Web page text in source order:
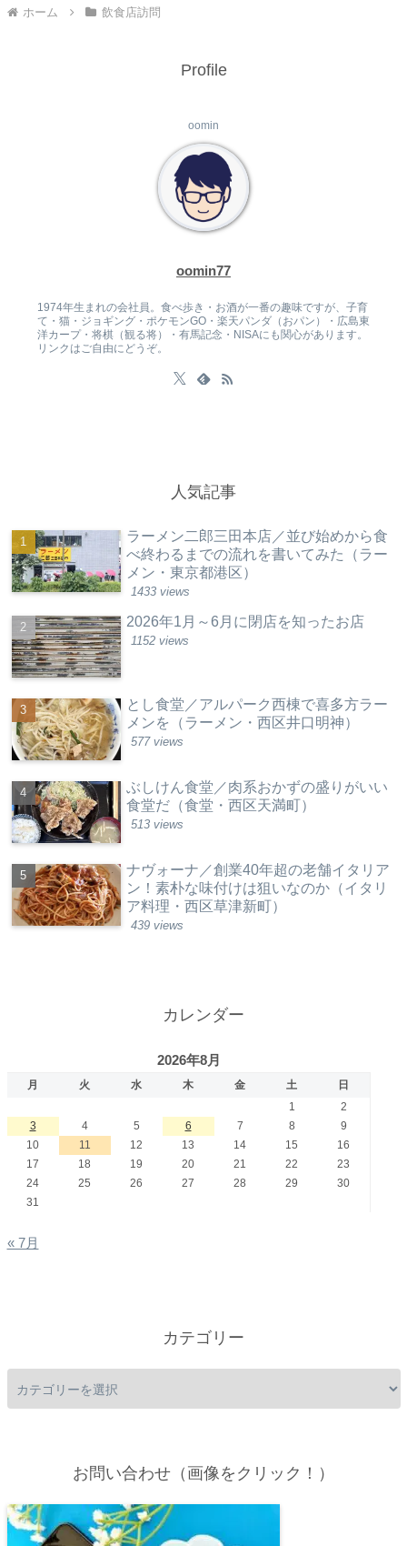
ホーム 飲食店訪問
Profile
oomin
oomin77
1974年生まれの会社員。食べ歩き・お酒が一番の趣味ですが、子育
て・猫・ジョギング・ポケモンGO・楽天パンダ（おパン）・広島東
洋カープ・将棋（観る将）・有馬記念・NISAにも関心があります。
リンクはご自由にどうぞ。
人気記事
ラーメン二郎三田本店／並び始めから食
べ終わるまでの流れを書いてみた（ラー
メン・東京都港区）
1433 views
2026年1月～6月に閉店を知ったお店
1152 views
とし食堂／アルパーク西棟で喜多方ラー
メンを（ラーメン・西区井口明神）
577 views
ぶしけん食堂／肉系おかずの盛りがいい
食堂だ（食堂・西区天満町）
513 views
ナヴォーナ／創業40年超の老舗イタリア
ン！素朴な味付けは狙いなのか（イタリ
ア料理・西区草津新町）
439 views
カレンダー
2026年8月
月 火 水 木 金 土
日
1
2
3
4 5 6 7 8
9
10
11 12 13 14 15
16
17
18 19 20 21 22
23
24
25 26 27 28 29
30
31
« 7月
カテゴリー
お問い合わせ（画像をクリック！）